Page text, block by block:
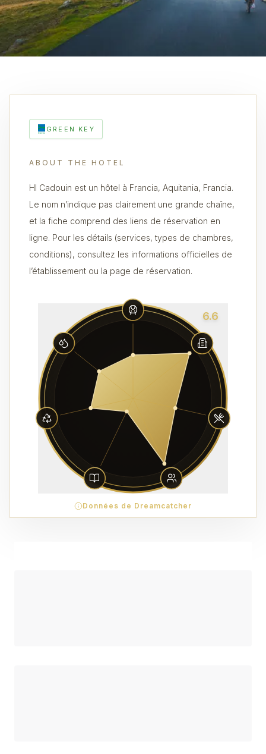
GREEN KEY
ABOUT THE HOTEL
HI Cadouin est un hôtel à Francia, Aquitania, Francia.
Le nom n’indique pas clairement une grande chaîne,
et la fiche comprend des liens de réservation en
ligne. Pour les détails (services, types de chambres,
conditions), consultez les informations officielles de
l’établissement ou la page de réservation.
6.6
Données de Dreamcatcher